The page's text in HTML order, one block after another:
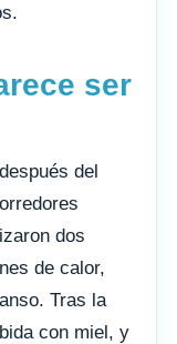
ser
del
dos
de calor,
Tras la
con miel, y